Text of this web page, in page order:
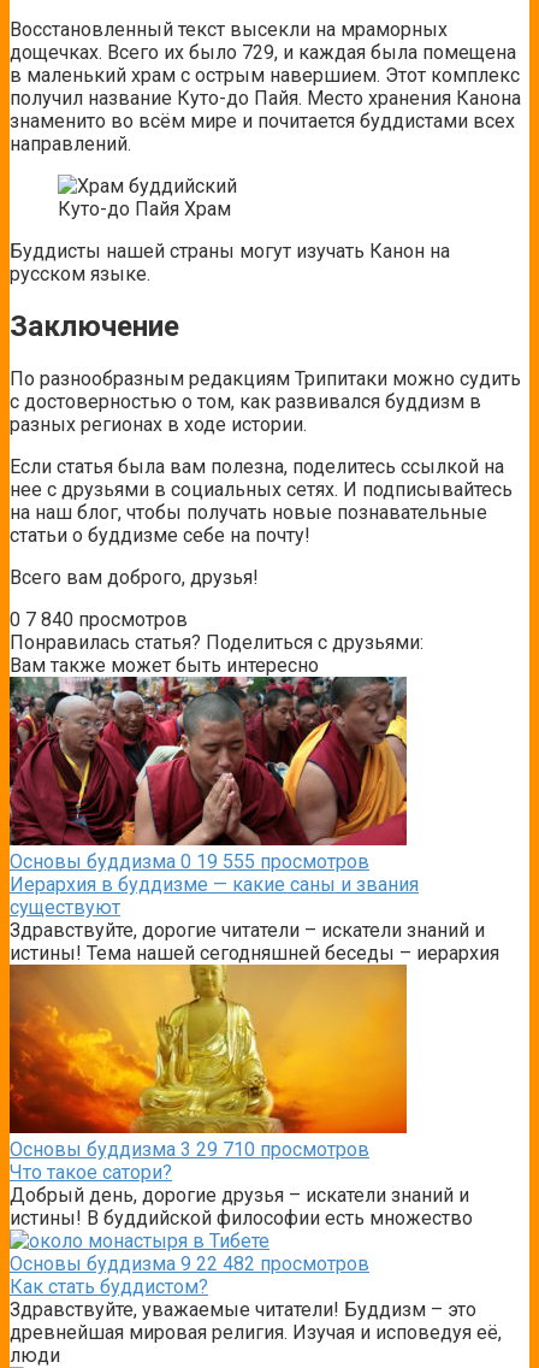
Восстановленный текст высекли на мраморных
дощечках. Всего их было 729, и каждая была помещена
в маленький храм с острым навершием. Этот комплекс
получил название Куто-до Пайя. Место хранения Канона
знаменито во всём мире и почитается буддистами всех
направлений.
Куто-до Пайя Храм
Буддисты нашей страны могут изучать Канон на
русском языке.
Заключение
По разнообразным редакциям Трипитаки можно судить
с достоверностью о том, как развивался буддизм в
разных регионах в ходе истории.
Если статья была вам полезна, поделитесь ссылкой на
нее с друзьями в социальных сетях. И подписывайтесь
на наш блог, чтобы получать новые познавательные
статьи о буддизме себе на почту!
Всего вам доброго, друзья!
0 7 840 просмотров
Понравилась статья? Поделиться с друзьями:
Вам также может быть интересно
Основы буддизма 0 19 555 просмотров
Иерархия в буддизме — какие саны и звания
существуют
Здравствуйте, дорогие читатели – искатели знаний и
истины! Тема нашей сегодняшней беседы – иерархия
Основы буддизма 3 29 710 просмотров
Что такое сатори?
Добрый день, дорогие друзья – искатели знаний и
истины! В буддийской философии есть множество
Основы буддизма 9 22 482 просмотров
Как стать буддистом?
Здравствуйте, уважаемые читатели! Буддизм – это
древнейшая мировая религия. Изучая и исповедуя её,
люди